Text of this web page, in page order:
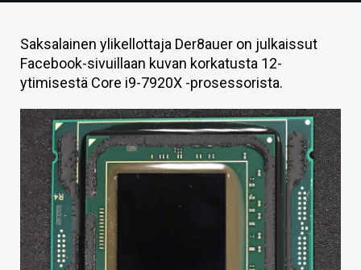
HINTA.FI
KAUPPA
VAIHDA TEEMA
HAKU
Saksalainen ylikellottaja Der8auer on julkaissut
Facebook-sivuillaan kuvan korkatusta 12-
ytimisestä Core i9-7920X -prosessorista.